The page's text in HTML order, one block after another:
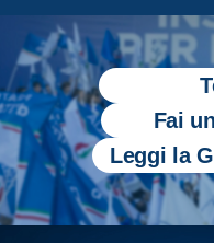
Fai
Leggi la